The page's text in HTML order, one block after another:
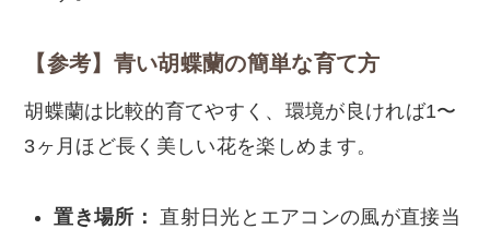
【参考】青い胡蝶蘭の簡単な育て方
胡蝶蘭は比較的育てやすく、環境が良ければ1〜
3ヶ月ほど長く美しい花を楽しめます。
置き場所：
直射日光とエアコンの風が直接当